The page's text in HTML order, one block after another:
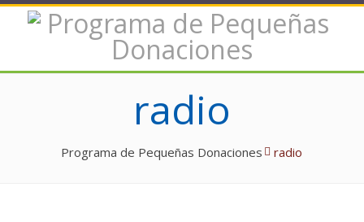
radio
Programa de Pequeñas Donaciones radio